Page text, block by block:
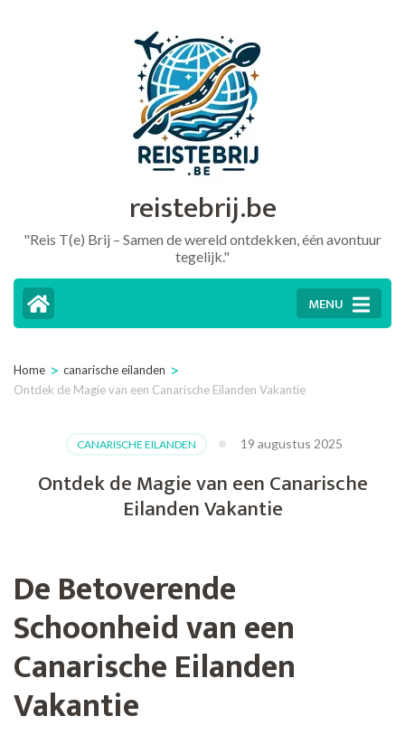
reistebrij.be
"Reis T(e) Brij – Samen de wereld ontdekken, één avontuur
tegelijk."
MENU
Home > canarische eilanden >
Ontdek de Magie van een Canarische Eilanden Vakantie
CANARISCHE EILANDEN 19 augustus 2025
Ontdek de Magie van een Canarische
Eilanden Vakantie
De Betoverende
Schoonheid van een
Canarische Eilanden
Vakantie